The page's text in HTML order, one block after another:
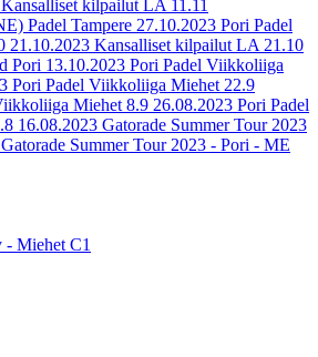
Kansalliset kilpailut LA 11.11
Padel Tampere 27.10.2023 Pori Padel
21.10.2023 Kansalliset kilpailut LA 21.10
Pori 13.10.2023 Pori Padel Viikkoliiga
Pori Padel Viikkoliiga Miehet 22.9
Miehet 8.9 26.08.2023 Pori Padel
16.08.2023 Gatorade Summer Tour 2023
Gatorade Summer Tour 2023 - Pori - ME
- Miehet C1